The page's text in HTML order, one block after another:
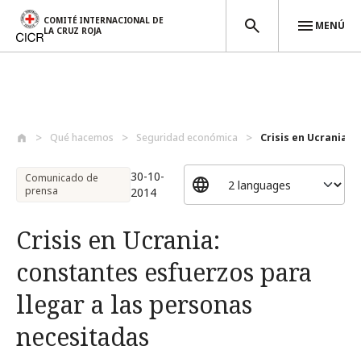
COMITÉ INTERNACIONAL DE
LA CRUZ ROJA
MENÚ
Qué hacemos Seguridad económica Crisis en Ucrania:
Comunicado de
prensa
30-10-
2014
Crisis en Ucrania:
constantes esfuerzos para
llegar a las personas
necesitadas